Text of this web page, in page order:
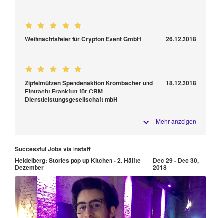
Weihnachtsfeier für Crypton Event GmbH 26.12.2018
Zipfelmützen Spendenaktion Krombacher und
Eintracht Frankfurt für CRM
Dienstleistungsgesellschaft mbH
18.12.2018
Mehr anzeigen
Successful Jobs via Instaff
Heidelberg: Stories pop up Kitchen - 2. Hälfte
Dezember
Dec 29 - Dec 30,
2018